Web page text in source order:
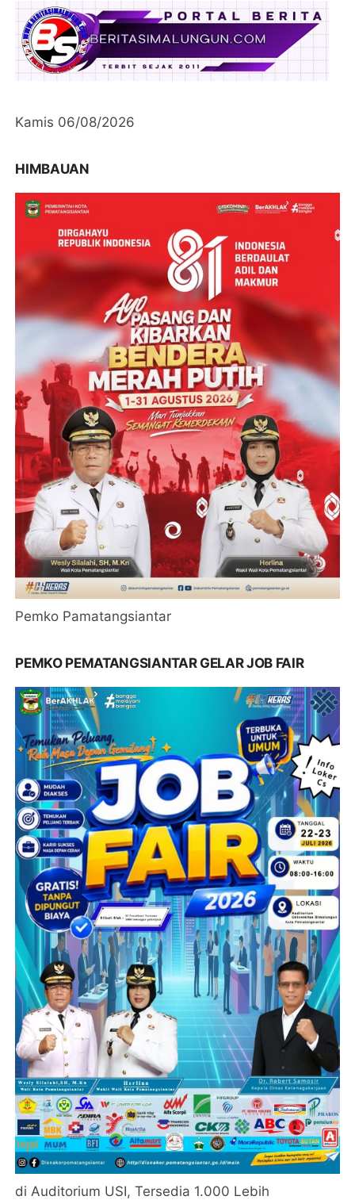
Kamis 06/08/2026
HIMBAUAN
Pemko Pamatangsiantar
PEMKO PEMATANGSIANTAR GELAR JOB FAIR
di Auditorium USI, Tersedia 1.000 Lebih